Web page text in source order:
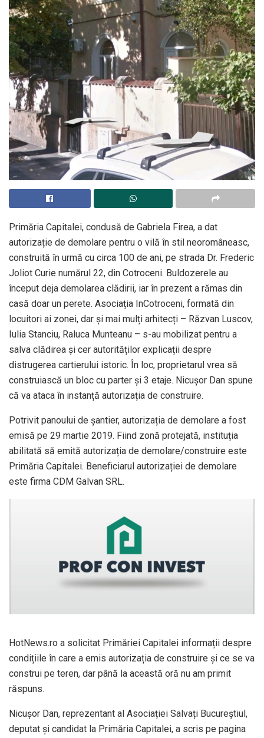
Primăria Capitalei, condusă de Gabriela Firea, a dat
autorizație de demolare pentru o vilă în stil neoromâneasc,
construită în urmă cu circa 100 de ani, pe strada Dr. Frederic
Joliot Curie numărul 22, din Cotroceni. Buldozerele au
început deja demolarea clădirii, iar în prezent a rămas din
casă doar un perete. Asociația InCotroceni, formată din
locuitori ai zonei, dar și mai mulți arhitecți – Răzvan Luscov,
Iulia Stanciu, Raluca Munteanu – s-au mobilizat pentru a
salva clădirea și cer autorităților explicații despre
distrugerea cartierului istoric. În loc, proprietarul vrea să
construiască un bloc cu parter și 3 etaje. Nicușor Dan spune
că va ataca în instanță autorizația de construire.
Potrivit panoului de șantier, autorizația de demolare a fost
emisă pe 29 martie 2019. Fiind zonă protejată, instituția
abilitată să emită autorizația de demolare/construire este
Primăria Capitalei. Beneficiarul autorizației de demolare
este firma CDM Galvan SRL.
HotNews.ro a solicitat Primăriei Capitalei informații despre
condițiile în care a emis autorizația de construire și ce se va
construi pe teren, dar până la această oră nu am primit
răspuns.
Nicușor Dan, reprezentant al Asociației Salvați Bucureștiul,
deputat și candidat la Primăria Capitalei, a scris pe pagina